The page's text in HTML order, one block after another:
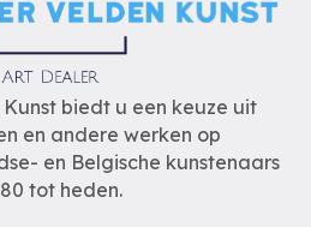
biedt u een keuze uit
en andere werken op
en Belgische kunstenaars
tot heden.